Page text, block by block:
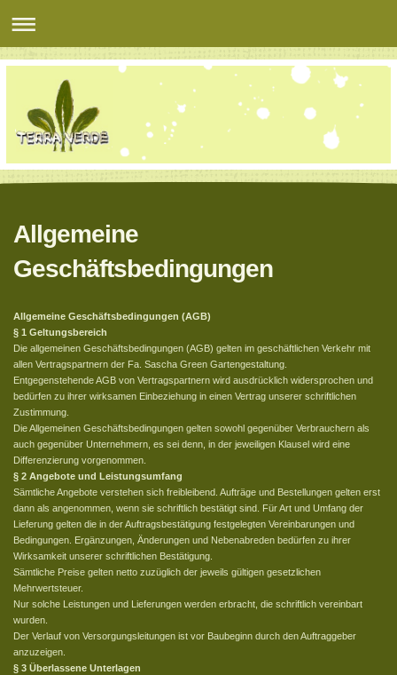
Allgemeine
Geschäftsbedingungen
Allgemeine Geschäftsbedingungen (AGB)
§ 1 Geltungsbereich
Die allgemeinen Geschäftsbedingungen (AGB) gelten im geschäftlichen Verkehr mit
allen Vertragspartnern der Fa. Sascha Green Gartengestaltung.
Entgegenstehende AGB von Vertragspartnern wird ausdrücklich widersprochen und
bedürfen zu ihrer wirksamen Einbeziehung in einen Vertrag unserer schriftlichen
Zustimmung.
Die Allgemeinen Geschäftsbedingungen gelten sowohl gegenüber Verbrauchern als
auch gegenüber Unternehmern, es sei denn, in der jeweiligen Klausel wird eine
Differenzierung vorgenommen.
§ 2 Angebote und Leistungsumfang
Sämtliche Angebote verstehen sich freibleibend. Aufträge und Bestellungen gelten erst
dann als angenommen, wenn sie schriftlich bestätigt sind. Für Art und Umfang der
Lieferung gelten die in der Auftragsbestätigung festgelegten Vereinbarungen und
Bedingungen. Ergänzungen, Änderungen und Nebenabreden bedürfen zu ihrer
Wirksamkeit unserer schriftlichen Bestätigung.
Sämtliche Preise gelten netto zuzüglich der jeweils gültigen gesetzlichen
Mehrwertsteuer.
Nur solche Leistungen und Lieferungen werden erbracht, die schriftlich vereinbart
wurden.
Der Verlauf von Versorgungsleitungen ist vor Baubeginn durch den Auftraggeber
anzuzeigen.
§ 3 Überlassene Unterlagen